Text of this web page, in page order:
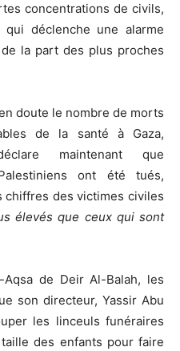
concentrations de civils,
déclenche une alarme
la part des plus proches
doute le nombre de morts
de la santé à Gaza,
maintenant que
ont été tués,
chiffres des victimes civiles
élevés que ceux qui sont
de Deir Al-Balah, les
son directeur, Yassir Abu
les linceuls funéraires
des enfants pour faire